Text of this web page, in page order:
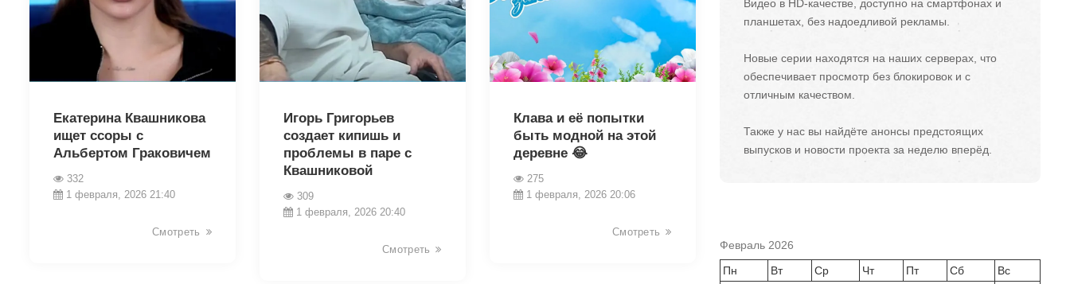
Екатерина Квашникова
ищет ссоры с
Альбертом Граковичем
332
1 февраля, 2026 21:40
Смотреть
Игорь Григорьев
создает кипишь и
проблемы в паре с
Квашниковой
309
1 февраля, 2026 20:40
Смотреть
Клава и её попытки
быть модной на этой
деревне 😂
275
1 февраля, 2026 20:06
Смотреть
Видео в HD-качестве, доступно на смартфонах и
планшетах, без надоедливой рекламы.
Новые серии находятся на наших серверах, что
обеспечивает просмотр без блокировок и с
отличным качеством.
Также у нас вы найдёте анонсы предстоящих
выпусков и новости проекта за неделю вперёд.
Февраль 2026
Пн
Вт Ср Чт Пт Сб
Вс